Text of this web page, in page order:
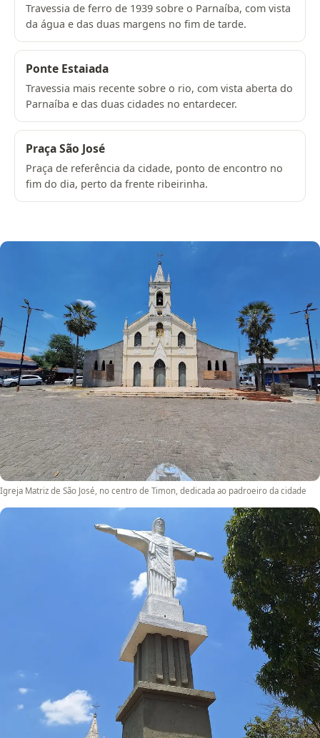
Travessia de ferro de 1939 sobre o Parnaíba, com vista
da água e das duas margens no fim de tarde.
Ponte Estaiada
Travessia mais recente sobre o rio, com vista aberta do
Parnaíba e das duas cidades no entardecer.
Praça São José
Praça de referência da cidade, ponto de encontro no
fim do dia, perto da frente ribeirinha.
Igreja Matriz de São José, no centro de Timon, dedicada ao padroeiro da cidade